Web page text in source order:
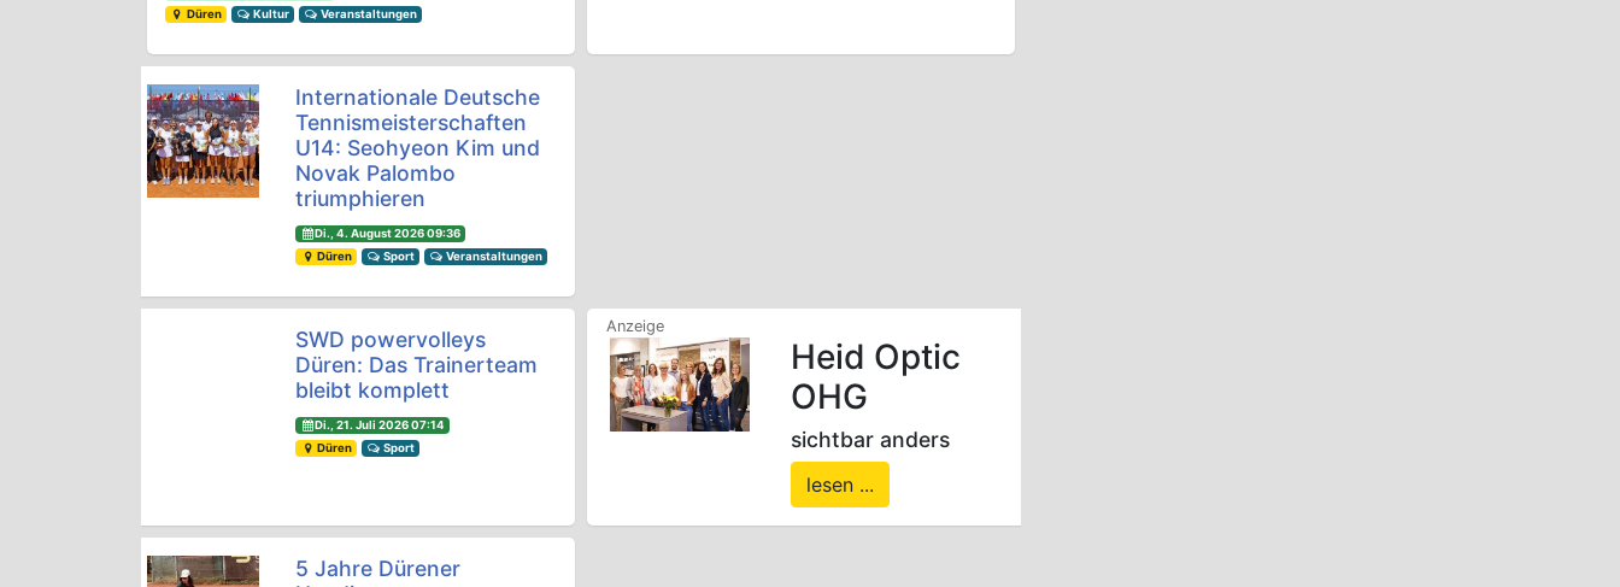
Düren
Kultur Veranstaltungen
Internationale Deutsche
Tennismeisterschaften
U14: Seohyeon Kim und
Novak Palombo
triumphieren
Di., 4. August 2026 09:36
Düren
Sport Veranstaltungen
SWD powervolleys
Düren: Das Trainerteam
bleibt komplett
Di., 21. Juli 2026 07:14
Düren
Sport
Heid Optic
OHG
sichtbar anders
lesen ...
5 Jahre Dürener